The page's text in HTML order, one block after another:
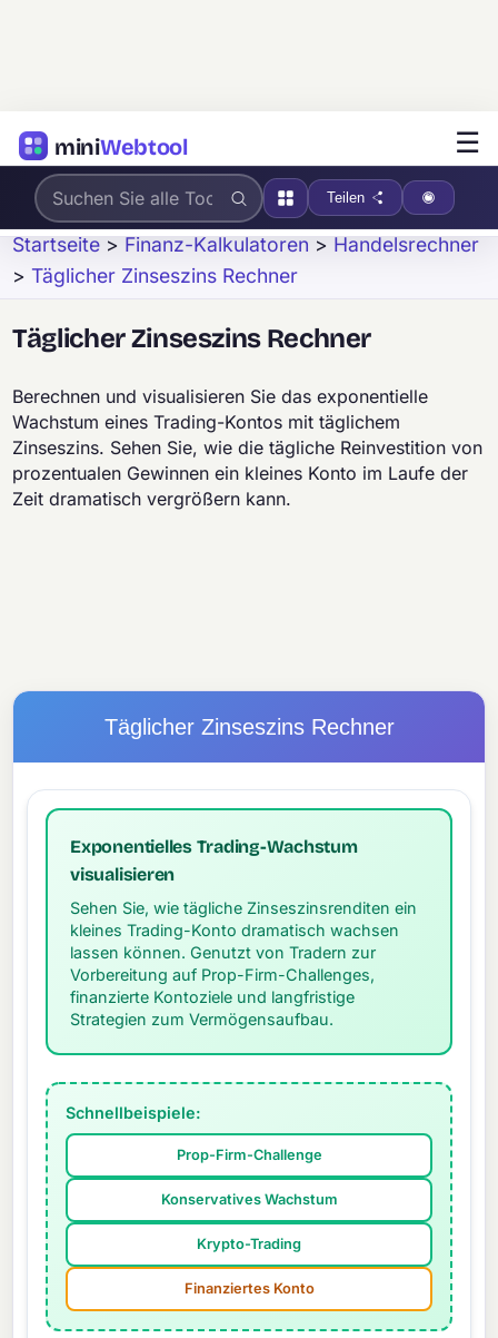
miniWebtool ☰
Teilen
Startseite > Finanz-Kalkulatoren > Handelsrechner
>Täglicher Zinseszins Rechner
Täglicher Zinseszins Rechner
Berechnen und visualisieren Sie das exponentielle
Wachstum eines Trading-Kontos mit täglichem
Zinseszins. Sehen Sie, wie die tägliche Reinvestition von
prozentualen Gewinnen ein kleines Konto im Laufe der
Zeit dramatisch vergrößern kann.
Täglicher Zinseszins Rechner
Exponentielles Trading-Wachstum
visualisieren
Sehen Sie, wie tägliche Zinseszinsrenditen ein
kleines Trading-Konto dramatisch wachsen
lassen können. Genutzt von Tradern zur
Vorbereitung auf Prop-Firm-Challenges,
finanzierte Kontoziele und langfristige
Strategien zum Vermögensaufbau.
Schnellbeispiele:
Prop-Firm-Challenge
Konservatives Wachstum
Krypto-Trading
Finanziertes Konto